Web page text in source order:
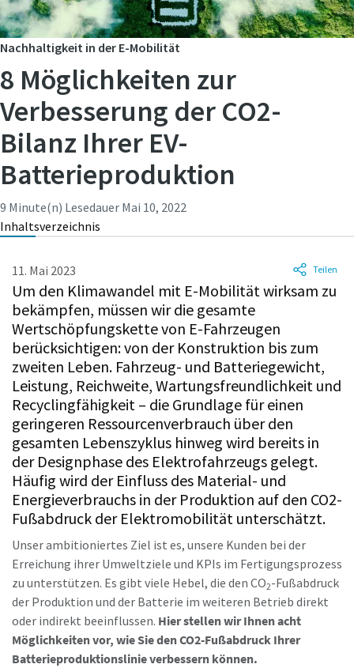
Sehen Sie sich alle unsere Branchen an
Alle anzeigen
Zeit für eine Kalibrierung oder
Werkzeugprüfung?
Sichern Sie Ihre Qualität und reduzieren Sie Fehler durch
Werkzeugkalibrierung und akkreditierte
Qualitätssicherungskalibrierung.​
Lassen Sie Ihre jetzt Ihre Werkzeuge testen und
Ihre Messmittel richtig kalibrieren!
Produktverfügbarkeiten einsehen oder schnell eine
Bestellung selbst aufgeben – und das rund um die Uhr, 365
Tage im Jahr?
Zugang zu Webshop anfragen
Webinare von Atlas Copco
kurz und bündig vermittelt – sehen Sie sich unsere Online-
Vorträge jederzeit an.
Jetzt entdecken
Nachhaltigkeit in der E-Mobilität
8 Möglichkeiten zur
Verbesserung der CO2-
Bilanz Ihrer EV-
Batterieproduktion
9 Minute(n) Lesedauer Mai 10, 2022
Inhaltsverzeichnis
11. Mai 2023 Teilen
Um den Klimawandel mit E-Mobilität wirksam zu
bekämpfen, müssen wir die gesamte
Wertschöpfungskette von E-Fahrzeugen
berücksichtigen: von der Konstruktion bis zum
zweiten Leben. Fahrzeug- und Batteriegewicht,
Leistung, Reichweite, Wartungsfreundlichkeit und
Recyclingfähigkeit – die Grundlage für einen
geringeren Ressourcenverbrauch über den
gesamten Lebenszyklus hinweg wird bereits in
der Designphase des Elektrofahrzeugs gelegt.
Häufig wird der Einfluss des Material- und
Energieverbrauchs in der Produktion auf den CO2-
Fußabdruck der Elektromobilität unterschätzt.
Unser ambitioniertes Ziel ist es, unsere Kunden bei der
Erreichung ihrer Umweltziele und KPIs im Fertigungsprozess
zu unterstützen. Es gibt viele Hebel, die den CO2-Fußabdruck
der Produktion und der Batterie im weiteren Betrieb direkt
oder indirekt beeinflussen. Hier stellen wir Ihnen acht
Möglichkeiten vor, wie Sie den CO2-Fußabdruck Ihrer
Batterieproduktionslinie verbessern können.
Persönliche Angaben
Nachname
E-Mail
Telefon
Weitere Informationen
Firma
Land
Postleitzahl
Anfordern
Anforderungstyp
Bitte lassen Sie uns wissen, woran Sie interessiert sind:
Persönliche Angaben
Nachname
E-Mail
Telefon
Weitere Informationen
Firma
Land
Postleitzahl
Anfordern
Anforderungstyp
Bitte lassen Sie uns wissen, woran Sie interessiert sind: